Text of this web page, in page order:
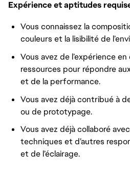
Expérience et aptitudes
Vous connaissez la
couleurs et la lisibilité de
Vous avez de l’expérience
ressources pour répondre
et de la performance.
Vous avez déjà contribué à
ou de prototypage.
Vous avez déjà collaboré
techniques et d’autres
et de l’éclairage.